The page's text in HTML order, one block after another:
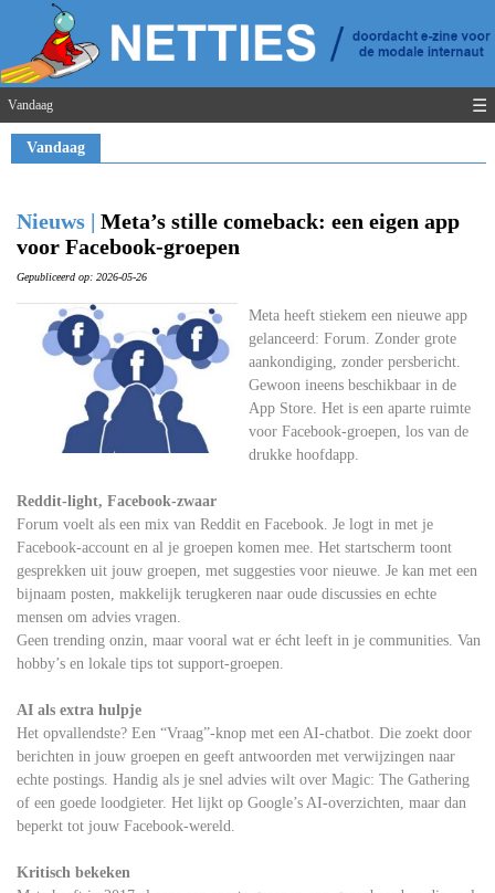
Vandaag ☰
Vandaag
Nieuws | Meta’s stille comeback: een eigen app
voor Facebook-groepen
Gepubliceerd op: 2026-05-26
Meta heeft stiekem een nieuwe app
gelanceerd: Forum. Zonder grote
aankondiging, zonder persbericht.
Gewoon ineens beschikbaar in de
App Store. Het is een aparte ruimte
voor Facebook-groepen, los van de
drukke hoofdapp.
Reddit-light, Facebook-zwaar
Forum voelt als een mix van Reddit en Facebook. Je logt in met je
Facebook-account en al je groepen komen mee. Het startscherm toont
gesprekken uit jouw groepen, met suggesties voor nieuwe. Je kan met een
bijnaam posten, makkelijk terugkeren naar oude discussies en echte
mensen om advies vragen.
Geen trending onzin, maar vooral wat er écht leeft in je communities. Van
hobby’s en lokale tips tot support-groepen.
AI als extra hulpje
Het opvallendste? Een “Vraag”-knop met een AI-chatbot. Die zoekt door
berichten in jouw groepen en geeft antwoorden met verwijzingen naar
echte postings. Handig als je snel advies wilt over Magic: The Gathering
of een goede loodgieter. Het lijkt op Google’s AI-overzichten, maar dan
beperkt tot jouw Facebook-wereld.
Kritisch bekeken